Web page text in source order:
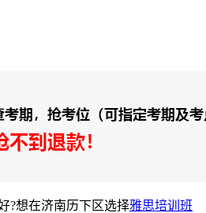
想在济南历下区选择雅思培训班